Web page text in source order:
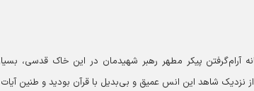
آرام‌گرفتن پیکر مطهر رهبر شهیدمان در این خاک قدسی،
از نزدیک شاهد این انس عمیق و بی‌بدیل با قرآن بودید و طنین